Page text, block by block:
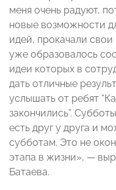
меня очень радуют,
новые возможности
идей, прокачали
уже образовалось
идеи которых в
дать отличные
услышать от ребят
закончились”.
есть друг у друга и
субботам. Это не
этапа в жизни», —
Батаева.